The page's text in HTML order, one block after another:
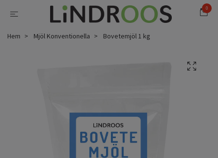
0
Hem Mjöl Konventionella Bovetemjöl 1 kg